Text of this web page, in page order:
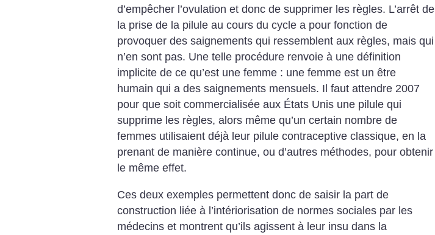
d’empêcher l’ovulation et donc de supprimer les règles. L’arrêt de
la prise de la pilule au cours du cycle a pour fonction de
provoquer des saignements qui ressemblent aux règles, mais qui
n’en sont pas. Une telle procédure renvoie à une définition
implicite de ce qu’est une femme : une femme est un être
humain qui a des saignements mensuels. Il faut attendre 2007
pour que soit commercialisée aux États Unis une pilule qui
supprime les règles, alors même qu’un certain nombre de
femmes utilisaient déjà leur pilule contraceptive classique, en la
prenant de manière continue, ou d’autres méthodes, pour obtenir
le même effet.
Ces deux exemples permettent donc de saisir la part de
construction liée à l’intériorisation de normes sociales par les
médecins et montrent qu’ils agissent à leur insu dans la